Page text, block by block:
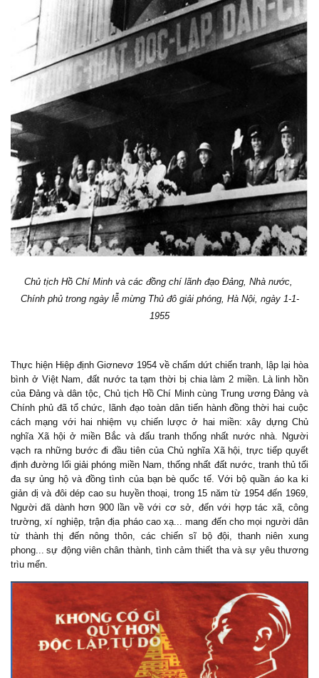
Chủ tịch Hồ Chí Minhvà các đồng chí lãnh đạo Đảng, Nhà nước,
Chính phủ trong ngày lễ mừng Thủ đô giải phóng, Hà Nội, ngày 1-1-
1955
Thực hiện Hiệp định Giơnevơ 1954 về chấm dứt chiến tranh, lập lại hòa
bình ở Việt Nam, đất nước ta tạm thời bị chia làm 2 miền. Là linh hồn
của Đảng và dân tộc, Chủ tịch Hồ Chí Minh cùng Trung ương Đảng và
Chính phủ đã tổ chức, lãnh đạo toàn dân tiến hành đồng thời hai cuộc
cách mạng với hai nhiệm vụ chiến lược ở hai miền: xây dựng Chủ
nghĩa Xã hội ở miền Bắc và đấu tranh thống nhất nước nhà. Người
vạch ra những bước đi đầu tiên của Chủ nghĩa Xã hội, trực tiếp quyết
định đường lối giải phóng miền Nam, thống nhất đất nước, tranh thủ tối
đa sự ủng hộ và đồng tình của bạn bè quốc tế. Với bộ quần áo ka ki
giản dị và đôi dép cao su huyền thoại, trong 15 năm từ 1954 đến 1969,
Người đã dành hơn 900 lần về với cơ sở, đến với hợp tác xã, công
trường, xí nghiệp, trận địa pháo cao xạ... mang đến cho mọi người dân
từ thành thị đến nông thôn, các chiến sĩ bộ đội, thanh niên xung
phong... sự động viên chân thành, tình cảm thiết tha và sự yêu thương
trìu mến.